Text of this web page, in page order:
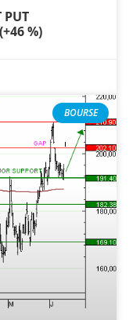
%)
BOURSE